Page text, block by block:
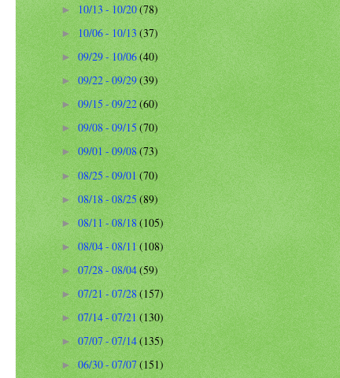
►10/13 - 10/20(78)
►10/06 - 10/13(37)
►09/29 - 10/06(40)
►09/22 - 09/29(39)
►09/15 - 09/22(60)
►09/08 - 09/15(70)
►09/01 - 09/08(73)
►08/25 - 09/01(70)
►08/18 - 08/25(89)
►08/11 - 08/18(105)
►08/04 - 08/11(108)
►07/28 - 08/04(59)
►07/21 - 07/28(157)
►07/14 - 07/21(130)
►07/07 - 07/14(135)
►06/30 - 07/07(151)